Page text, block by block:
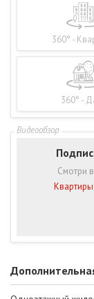
360° -
360° -
Смотри
Квартиры